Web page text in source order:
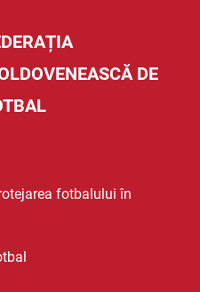
DE
fotbalului în